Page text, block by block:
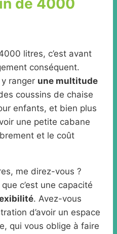
litres, c’est avant
conséquent.
ranger une multitude
coussins de chaise
enfants, et bien plus
une petite cabane
et le coût
me direz-vous ?
c’est une capacité
. Avez-vous
d’avoir un espace
qui vous oblige à faire